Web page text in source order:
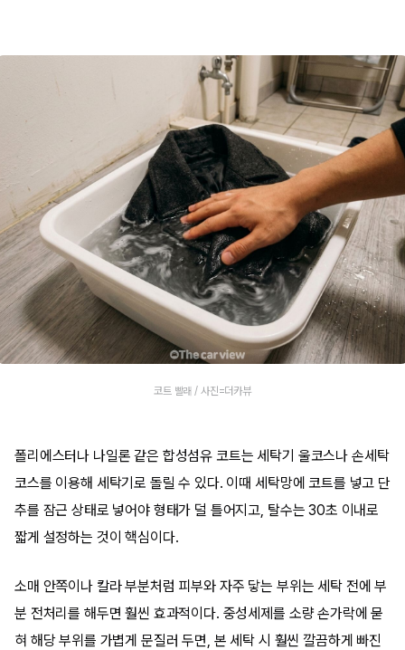
코트 빨래 / 사진=더카뷰
폴리에스터나 나일론 같은 합성섬유 코트는 세탁기 울코스나 손세탁
코스를 이용해 세탁기로 돌릴 수 있다. 이때 세탁망에 코트를 넣고 단
추를 잠근 상태로 넣어야 형태가 덜 틀어지고, 탈수는 30초 이내로
짧게 설정하는 것이 핵심이다.
소매 안쪽이나 칼라 부분처럼 피부와 자주 닿는 부위는 세탁 전에 부
분 전처리를 해두면 훨씬 효과적이다. 중성세제를 소량 손가락에 묻
혀 해당 부위를 가볍게 문질러 두면, 본 세탁 시 훨씬 깔끔하게 빠진